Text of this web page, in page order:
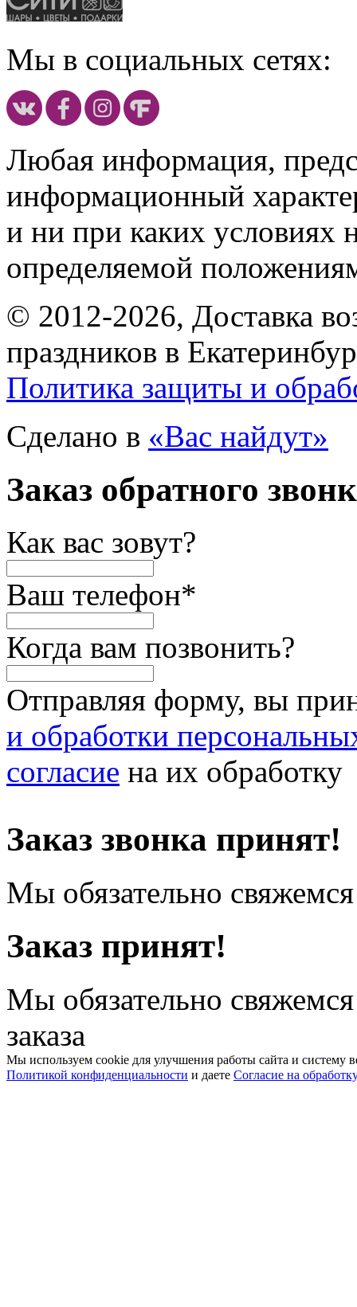
Мы в социальных сетях:
Любая информация,
информационный
и ни при каких условиях
определяемой
© 2012-2026, Доставка
праздников в
Политика защиты и
Сделано в «Вас найдут»
Заказ обратного
Как вас зовут?
Ваш телефон*
Когда вам позвонить?
Отправляя форму, вы
и обработки
согласие на их обработку
Заказ звонка принят!
Мы обязательно
Заказ принят!
Мы обязательно
заказа
Мы используем cookie для улучшения работы сайта и систему
Политикой конфиденциальности и даете Согласие на